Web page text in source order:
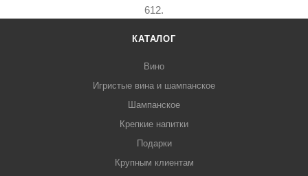
612.
КАТАЛОГ
Вино
Игристые вина и шампанское
Шампанское
Крепкие напитки
Подарки
Крупным клиентам